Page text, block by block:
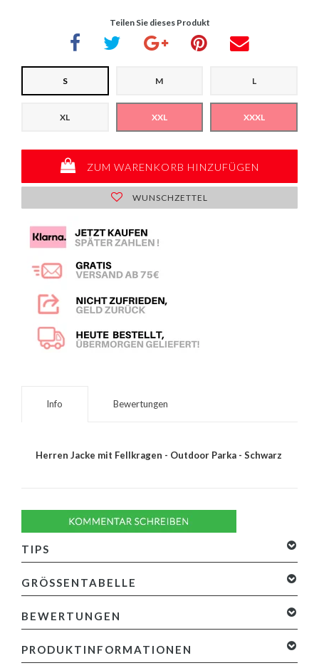
Teilen Sie dieses Produkt
S M L
XL XXL XXXL
ZUM WARENKORB HINZUFÜGEN
WUNSCHZETTEL
Info Bewertungen
Herren Jacke mit Fellkragen - Outdoor Parka - Schwarz
TIPS
GRÖSSENTABELLE
BEWERTUNGEN
hinzufügen
PRODUKTINFORMATIONEN